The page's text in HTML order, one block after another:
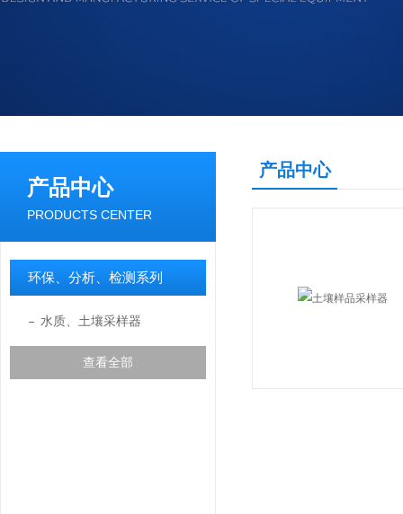
产品中心
PRODUCTS CENTER
环保、分析、检测系列
水质、土壤采样器
查看全部
产品中心